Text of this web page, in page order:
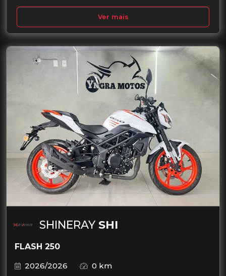
Ver mais
SHINERAY SHI
FLASH 250
2026/2026
0 km